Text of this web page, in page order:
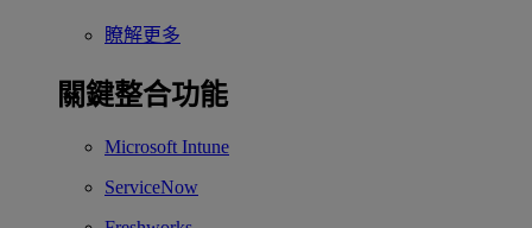
瞭解更多
關鍵整合功能
Microsoft Intune
ServiceNow